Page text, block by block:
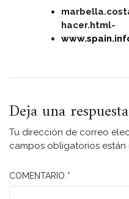
hacer.html-
Deja una respuesta
Tu dirección de correo
campos obligatorios
COMENTARIO *